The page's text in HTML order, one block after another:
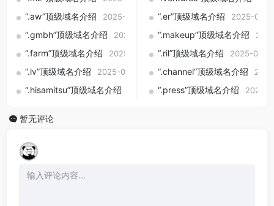
“.aw”顶级域名介绍 2025-09-01 “.er”顶级域名介绍 2025-09-
“.gmbh”顶级域名介绍 2025-09-01“.makeup”顶级域名介绍
“.farm”顶级域名介绍 2025-09-01 “.ril”顶级域名介绍 2025-09-
“.lv”顶级域名介绍 2025-09-01 “.channel”顶级域名介绍
“.hisamitsu”顶级域名介绍 2025-09-01“.press”顶级域名介绍 2025-
暂无评论